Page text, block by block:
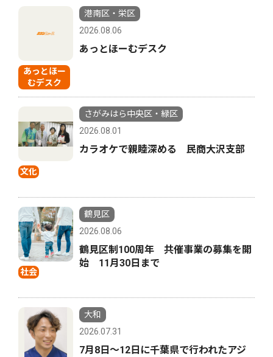
あっとほー
むデスク
港南区・栄区
2026.08.06
あっとほーむデスク
文化
さがみはら中央区・緑区
2026.08.01
カラオケで親睦深める 民商大沢支部
社会
鶴見区
2026.08.06
鶴見区制100周年 共催事業の募集を開
始 11月30日まで
大和
2026.07.31
7月8日〜12日に千葉県で行われたアジ